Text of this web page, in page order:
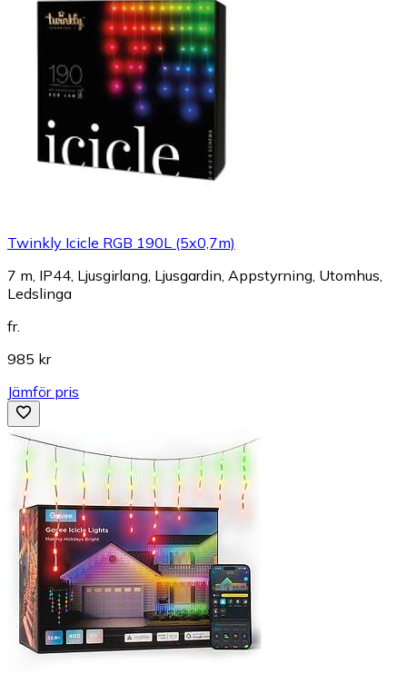
Twinkly Icicle RGB 190L (5x0,7m)
7 m, IP44, Ljusgirlang, Ljusgardin, Appstyrning, Utomhus,
Ledslinga
fr.
985 kr
Jämför pris